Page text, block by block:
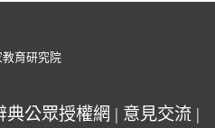
典公眾授權網 | 意見交流 |